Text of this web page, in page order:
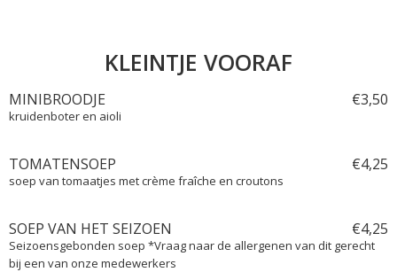
KLEINTJE VOORAF
MINIBROODJE €3,50
kruidenboter en aioli
TOMATENSOEP €4,25
soep van tomaatjes met crème fraîche en croutons
SOEP VAN HET SEIZOEN €4,25
Seizoensgebonden soep *Vraag naar de allergenen van dit gerecht
bij een van onze medewerkers